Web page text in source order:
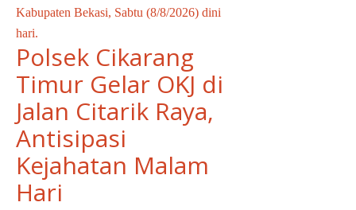
Kabupaten Bekasi, Sabtu (8/8/2026) dini
hari.
Polsek Cikarang
Timur Gelar OKJ di
Jalan Citarik Raya,
Antisipasi
Kejahatan Malam
Hari